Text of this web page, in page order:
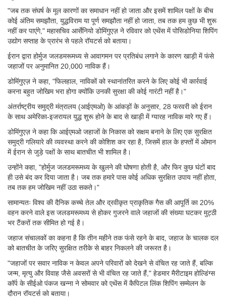
"जब तक संघर्ष के मूल कारणों का समाधान नहीं हो जाता और इसमें शामिल पक्षों के बीच
कोई अंतिम समझौता, युद्धविराम या पूर्ण समझौता नहीं हो जाता, तब तक हम कुछ भी शुरू
नहीं कर पाएंगे," महासचिव आर्सेनियो डोमिंगुएज़ ने रविवार को एथेंस में पोसिडोनिया शिपिंग
उद्योग सप्ताह के प्रारंभ से पहले रॉयटर्स को बताया।
ईरान द्वारा होर्मुज जलडमरूमध्य से आवागमन पर प्रतिबंध लगाने के कारण खाड़ी में फंसे
जहाजों पर अनुमानित 20,000 नाविक हैं।
डोमिंगुएज़ ने कहा, "फिलहाल, नाविकों को स्थानांतरित करने के लिए कोई भी कार्रवाई
करना बहुत जोखिम भरा होगा क्योंकि उनकी सुरक्षा की कोई गारंटी नहीं है।"
अंतर्राष्ट्रीय समुद्री मंत्रालय (आईएमओ) के आंकड़ों के अनुसार, 28 फरवरी को ईरान
के साथ अमेरिका-इजरायल युद्ध शुरू होने के बाद से खाड़ी में ग्यारह नाविक मारे गए हैं।
डोमिंगुएज़ ने कहा कि आईएमओ जहाजों के निकास को सक्षम बनाने के लिए एक सुरक्षित
समुद्री गलियारे की व्यवस्था करने की कोशिश कर रहा है, जिसमें हाल के हफ्तों में ओमान
में ईरान से जुड़े पक्षों के साथ बातचीत भी शामिल है।
उन्होंने कहा, "होर्मुज जलडमरूमध्य के खुलने की घोषणा होती है, और फिर कुछ घंटों बाद
ही उसे बंद कर दिया जाता है। जब तक हमारे पास कोई अधिक सुरक्षित उपाय नहीं होता,
तब तक हम जोखिम नहीं उठा सकते।"
सामान्यतः विश्व की दैनिक कच्चे तेल और द्रवीकृत प्राकृतिक गैस की आपूर्ति का 20%
वहन करने वाले इस जलडमरूमध्य से होकर गुजरने वाले जहाजों की संख्या घटकर मुट्ठी
भर टैंकरों तक सीमित हो गई है।
जहाज संचालकों का कहना है कि तीन महीने तक फंसे रहने के बाद, जहाज के चालक दल
को बातचीत के जरिए सुरक्षित तरीके से बाहर निकलने की जरूरत है।
"जहाजों पर सवार नाविक न केवल अपने परिवारों को देखने से वंचित रह जाते हैं, बल्कि
जन्म, मृत्यु और विवाह जैसे अवसरों से भी वंचित रह जाते हैं," हेडमार मैरीटाइम होल्डिंग्स
कॉर्प के सीईओ पंकज खन्ना ने सोमवार को एथेंस में कैपिटल लिंक शिपिंग सम्मेलन के
दौरान रॉयटर्स को बताया।